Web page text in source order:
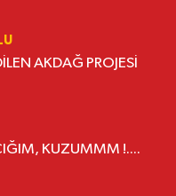
AKDAĞ PROJESİ
KUZUMMM !....